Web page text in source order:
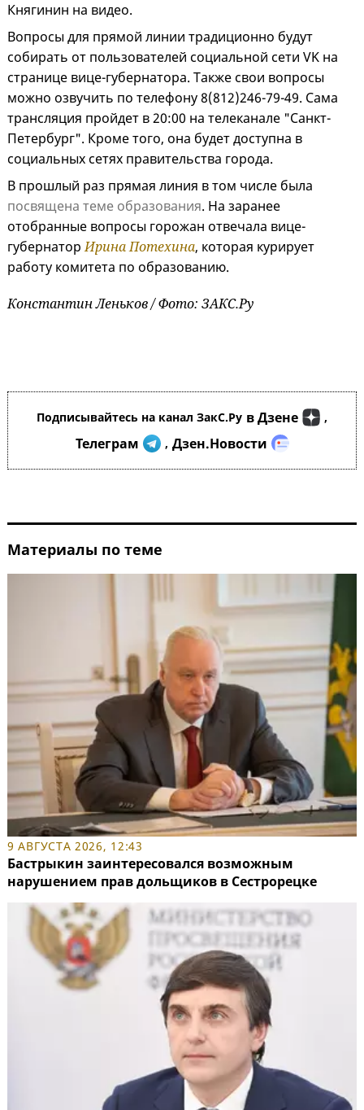
Княгинин на видео.
Вопросы для прямой линии традиционно будут
собирать от пользователей социальной сети VK на
странице вице-губернатора. Также свои вопросы
можно озвучить по телефону 8(812)246-79-49. Сама
трансляция пройдет в 20:00 на телеканале "Санкт-
Петербург". Кроме того, она будет доступна в
социальных сетях правительства города.
В прошлый раз прямая линия в том числе была
посвящена теме образования. На заранее
отобранные вопросы горожан отвечала вице-
губернаторИрина Потехина, которая курирует
работу комитета по образованию.
Константин Леньков / Фото: ЗАКС.Ру
Подписывайтесь на канал ЗакС.Ру в Дзене ,
Телеграм , Дзен.Новости
Материалы по теме
9 АВГУСТА 2026, 12:43
Бастрыкин заинтересовался возможным
нарушением прав дольщиков в Сестрорецке